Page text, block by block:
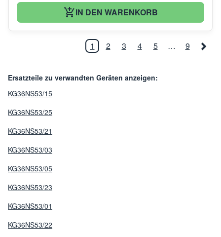
IN DEN WARENKORB
1 2 3 4 5 … 9
Ersatzteile zu verwandten Geräten anzeigen:
KG36NS53/15
KG36NS53/25
KG36NS53/21
KG36NS53/03
KG36NS53/05
KG36NS53/23
KG36NS53/01
KG36NS53/22